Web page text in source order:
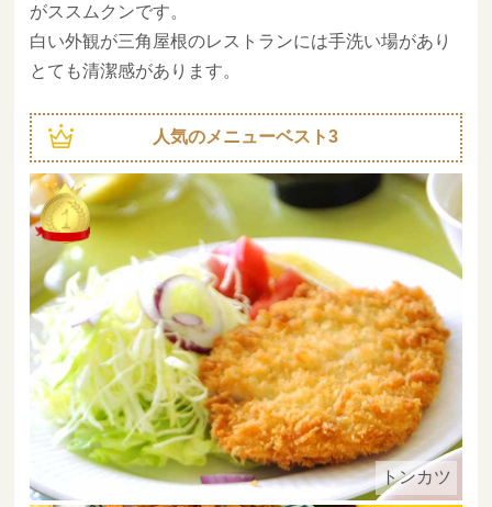
がススムクンです。
白い外観が三角屋根のレストランには手洗い場があり
とても清潔感があります。
人気のメニューベスト3
トンカツ